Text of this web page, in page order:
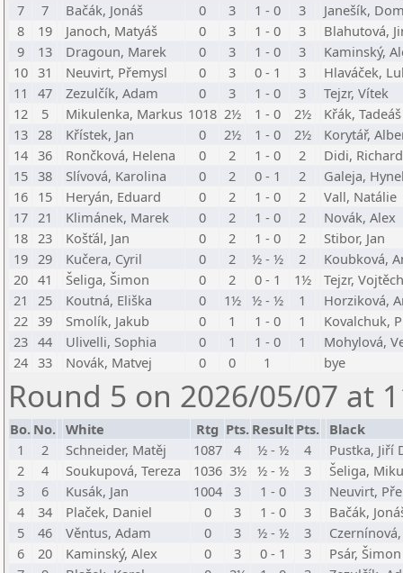
7
7 Bačák, Jonáš 0 3 1 - 0 3
Janešík,
8
19 Janoch, Matyáš 0 3 1 - 0 3
Blahutová,
9
13 Dragoun, Marek 0 3 1 - 0 3
Kaminský,
10 31 Neuvirt, Přemysl 0 3 0 - 1 3
Hlaváček,
11
47 Zezulčík, Adam 0 3 1 - 0 3
Tejzr, Vítek
12
5 Mikulenka, Markus 1018 2½ 1 - 0 2½
Křák, Tadeáš
13 28 Křístek, Jan 0 2½ 1 - 0 2½
Korytář,
14 36 Rončková, Helena 0 2 1 - 0 2
Didi, Richard
15 38 Slívová, Karolina 0 2 0 - 1 2
Galeja,
16 15 Heryán, Eduard 0 2 1 - 0 2
Vall, Natálie
17 21 Klimánek, Marek 0 2 1 - 0 2
Novák, Alex
18 23 Košťál, Jan 0 2 1 - 0 2
Stibor, Jan
19 29 Kučera, Cyril 0 2 ½ - ½ 2
Koubková,
20 41 Šeliga, Šimon 0 2 0 - 1 1½
Tejzr, Vojtěch
21
25 Koutná, Eliška 0 1½ ½ - ½ 1
Horziková,
22 39 Smolík, Jakub 0 1 1 - 0 1
Kovalchuk,
23 44 Ulivelli, Sophia 0 1 1 - 0 1
Mohylová,
24 33 Novák, Matvej 0 0 1 bye
Round 5 on 2026/05/07 at
Bo. No. White Rtg Pts. Result Pts. Black
1
2 Schneider, Matěj 1087 4 ½ - ½ 4
Pustka, Jiří
2
4 Soukupová, Tereza 1036 3½ ½ - ½ 3
Šeliga,
3
6 Kusák, Jan 1004 3 1 - 0 3
Neuvirt,
4
34 Plaček, Daniel 0 3 1 - 0 3
Bačák,
5
46 Věntus, Adam 0 3 ½ - ½ 3
6
20 Kaminský, Alex 0 3 0 - 1 3
Psár, Šimon